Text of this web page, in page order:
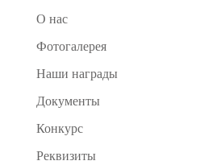
О нас
Фотогалерея
Наши награды
Документы
Конкурс
Реквизиты